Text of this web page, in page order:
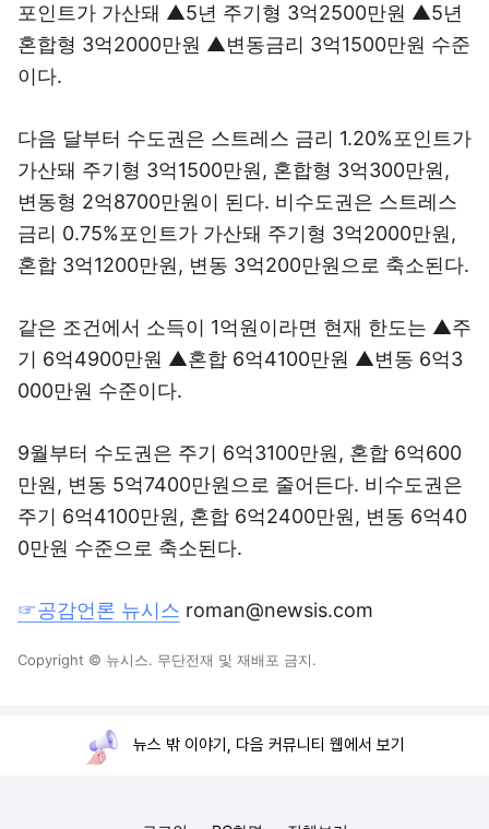
포인트가 가산돼 ▲5년 주기형 3억2500만원 ▲5년
혼합형 3억2000만원 ▲변동금리 3억1500만원 수준
이다.
다음 달부터 수도권은 스트레스 금리 1.20%포인트가
가산돼 주기형 3억1500만원, 혼합형 3억300만원,
변동형 2억8700만원이 된다. 비수도권은 스트레스
금리 0.75%포인트가 가산돼 주기형 3억2000만원,
혼합 3억1200만원, 변동 3억200만원으로 축소된다.
같은 조건에서 소득이 1억원이라면 현재 한도는 ▲주
기 6억4900만원 ▲혼합 6억4100만원 ▲변동 6억3
000만원 수준이다.
9월부터 수도권은 주기 6억3100만원, 혼합 6억600
만원, 변동 5억7400만원으로 줄어든다. 비수도권은
주기 6억4100만원, 혼합 6억2400만원, 변동 6억40
0만원 수준으로 축소된다.
☞공감언론 뉴시스 roman@newsis.com
Copyright © 뉴시스. 무단전재 및 재배포 금지.
뉴스 밖 이야기, 다음 커뮤니티 웹에서 보기